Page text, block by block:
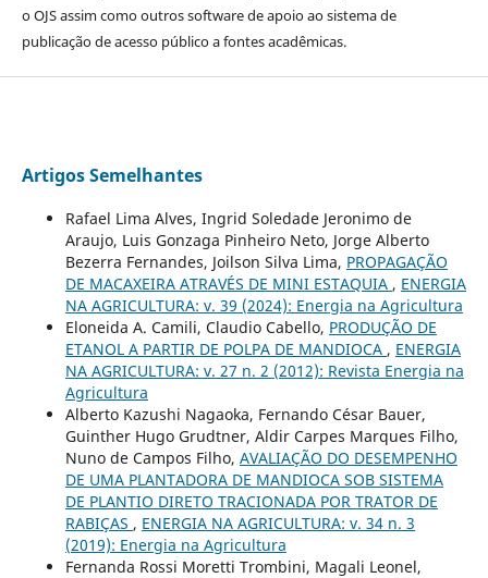
o OJS assim como outros software de apoio ao sistema de
publicação de acesso público a fontes acadêmicas.
Artigos Semelhantes
Rafael Lima Alves, Ingrid Soledade Jeronimo de
Araujo, Luis Gonzaga Pinheiro Neto, Jorge Alberto
Bezerra Fernandes, Joilson Silva Lima, PROPAGAÇÃO
DE MACAXEIRA ATRAVÉS DE MINI ESTAQUIA , ENERGIA
NA AGRICULTURA: v. 39 (2024): Energia na Agricultura
Eloneida A. Camili, Claudio Cabello, PRODUÇÃO DE
ETANOL A PARTIR DE POLPA DE MANDIOCA , ENERGIA
NA AGRICULTURA: v. 27 n. 2 (2012): Revista Energia na
Agricultura
Alberto Kazushi Nagaoka, Fernando César Bauer,
Guinther Hugo Grudtner, Aldir Carpes Marques Filho,
Nuno de Campos Filho, AVALIAÇÃO DO DESEMPENHO
DE UMA PLANTADORA DE MANDIOCA SOB SISTEMA
DE PLANTIO DIRETO TRACIONADA POR TRATOR DE
RABIÇAS , ENERGIA NA AGRICULTURA: v. 34 n. 3
(2019): Energia na Agricultura
Fernanda Rossi Moretti Trombini, Magali Leonel,